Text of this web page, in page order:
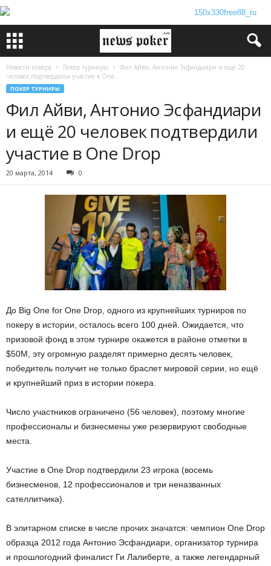
Новости покера Покер турниры
Фил Айви, Антонио Эсфандиари и ещё 20
человек подтвердили участие в One...
ПОКЕР ТУРНИРЫ
Фил Айви, Антонио Эсфандиари
и ещё 20 человек подтвердили
участие в One Drop
20 марта, 2014 0
До Big One for One Drop, одного из крупнейших турниров по
покеру в истории, осталось всего 100 дней. Ожидается, что
призовой фонд в этом турнире окажется в районе отметки в
$50М, эту огромную разделят примерно десять человек,
победитель получит не только браслет мировой серии, но ещё
и крупнейший приз в истории покера.
Число участников ограничено (56 человек), поэтому многие
профессионалы и бизнесмены уже резервируют свободные
места.
Участие в One Drop подтвердили 23 игрока (восемь
бизнесменов, 12 профессионалов и три неназванных
сателлитчика).
В элитарном списке в числе прочих значатся: чемпион One Drop
образца 2012 года Антонио Эсфандиари, организатор турнира
и прошлогодний финалист Ги Лалиберте, а также легендарный